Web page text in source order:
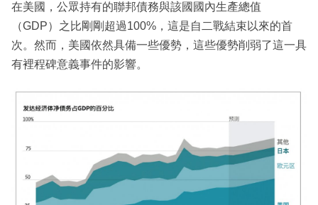
在美國，公眾持有的聯邦債務與該國國內生產總值
（GDP）之比剛剛超過100%，這是自二戰結束以來的首
次。然而，美國依然具備一些優勢，這些優勢削弱了這一具
有裡程碑意義事件的影響。